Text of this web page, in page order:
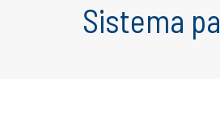
Sistema